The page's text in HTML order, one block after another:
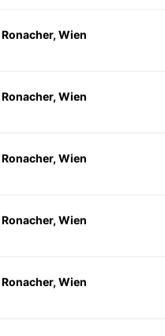
Ronacher, Wien
Ronacher, Wien
Ronacher, Wien
Ronacher, Wien
Ronacher, Wien